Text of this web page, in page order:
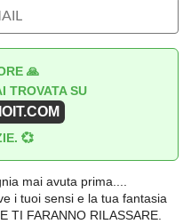
🙏
TROVATA SU
💞
mai avuta prima....
i tuoi sensi e la tua fantasia
TI FARANNO RILASSARE.